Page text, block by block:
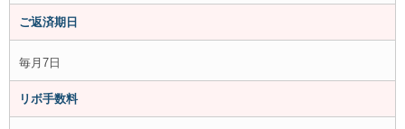
ご返済期日
毎月7日
リボ手数料